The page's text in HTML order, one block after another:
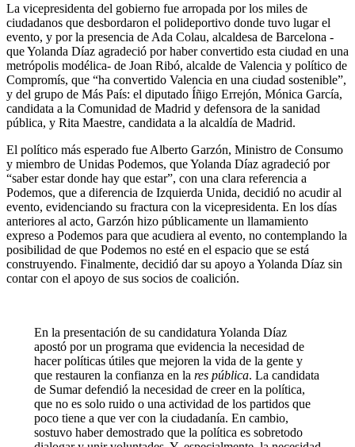
La vicepresidenta del gobierno fue arropada por los miles de
ciudadanos que desbordaron el polideportivo donde tuvo lugar el
evento, y por la presencia de Ada Colau, alcaldesa de Barcelona -
que Yolanda Díaz agradeció por haber convertido esta ciudad en una
metrópolis modélica- de Joan Ribó, alcalde de Valencia y político de
Compromís, que “ha convertido Valencia en una ciudad sostenible”,
y del grupo de Más País: el diputado Íñigo Errejón, Mónica García,
candidata a la Comunidad de Madrid y defensora de la sanidad
pública, y Rita Maestre, candidata a la alcaldía de Madrid.
El político más esperado fue Alberto Garzón, Ministro de Consumo
y miembro de Unidas Podemos, que Yolanda Díaz agradeció por
“saber estar donde hay que estar”, con una clara referencia a
Podemos, que a diferencia de Izquierda Unida, decidió no acudir al
evento, evidenciando su fractura con la vicepresidenta. En los días
anteriores al acto, Garzón hizo públicamente un llamamiento
expreso a Podemos para que acudiera al evento, no contemplando la
posibilidad de que Podemos no esté en el espacio que se está
construyendo. Finalmente, decidió dar su apoyo a Yolanda Díaz sin
contar con el apoyo de sus socios de coalición.
En la presentación de su candidatura Yolanda Díaz
apostó por un programa que evidencia la necesidad de
hacer políticas útiles que mejoren la vida de la gente y
que restauren la confianza en la res pública. La candidata
de Sumar defendió la necesidad de creer en la política,
que no es solo ruido o una actividad de los partidos que
poco tiene a que ver con la ciudadanía. En cambio,
sostuvo haber demostrado que la política es sobretodo